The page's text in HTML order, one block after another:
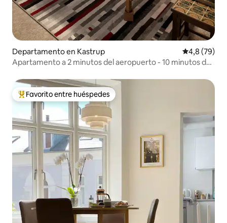
Departamento en Kastrup Calificación
4,8 (79)
Apartamento a 2 minutos del aeropuerto - 10 minutos de
Favorito entre los huéspedes más destacados
Favorito entre huéspedes